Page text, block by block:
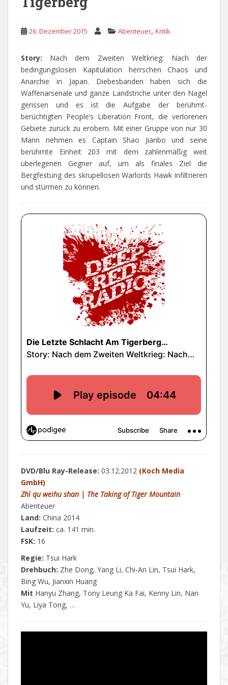
26. Dezember 2015 Abenteuer, Kritik
Story: Nach dem Zweiten Weltkrieg: Nach der
bedingungslosen Kapitulation herrschen Chaos und
Anarchie in Japan. Diebesbanden haben sich die
Waffenarsenale und ganze Landstriche unter den Nagel
gerissen und es ist die Aufgabe der berühmt-
berüchtigten People’s Liberation Front, die verlorenen
Gebiete zurück zu erobern. Mit einer Gruppe von nur 30
Mann nehmen es Captain Shao Jianbo und seine
berühmte Einheit 203 mit dem zahlenmäßig weit
überlegenen Gegner auf, um als finales Ziel die
Bergfestung des skrupellosen Warlords Hawk infiltrieren
und stürmen zu können.
DVD/Blu Ray-Release: 03.12.2012 (Koch Media
GmbH)
Zhì qu weihu shan | The Taking of Tiger Mountain
Abenteuer
Land: China 2014
Laufzeit: ca. 141 min.
FSK: 16
Regie: Tsui Hark
Drehbuch: Zhe Dong, Yang Li, Chi-An Lin, Tsui Hark,
Bing Wu, Jianxin Huang
Mit Hanyu Zhang, Tony Leung Ka Fai, Kenny Lin, Nan
Yu, Liya Tong, …